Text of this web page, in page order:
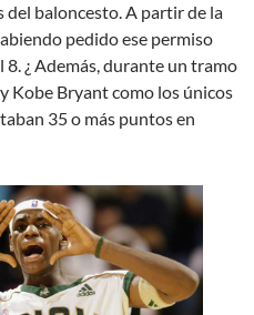
del baloncesto. A partir de la
pedido ese permiso
¿ Además, durante un tramo
Kobe Bryant como los únicos
35 o más puntos en